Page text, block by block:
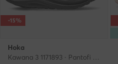
-15%
Hoka
Kawana 3 1171893 · Pantofi pentru alergare